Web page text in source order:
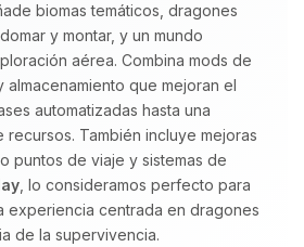
biomas temáticos, dragones
y montar, y un mundo
aérea. Combina mods de
almacenamiento que mejoran el
automatizadas hasta una
También incluye mejoras
puntos de viaje y sistemas de
, lo consideramos perfecto para
experiencia centrada en dragones
de la supervivencia.